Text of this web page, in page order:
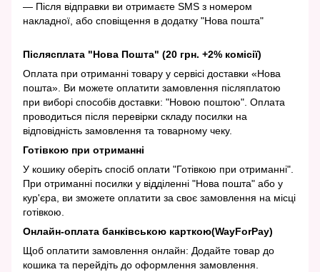
— Після відправки ви отримаєте SMS з номером
накладної, або сповіщення в додатку "Нова пошта"
Післясплата "Нова Пошта" (20 грн. +2% комісії)
Оплата при отриманні товару у сервісі доставки «Нова
пошта». Ви можете оплатити замовлення післяплатою
при виборі способів доставки: "Новою поштою". Оплата
проводиться після перевірки складу посилки на
відповідність замовлення та товарному чеку.
Готівкою при отриманні
У кошику оберіть спосіб оплати "Готівкою при отриманні".
При отриманні посилки у відділенні "Нова пошта" або у
кур'єра, ви зможете оплатити за своє замовлення на місці
готівкою.
Онлайн-оплата банківською карткою(WayForPay)
Щоб оплатити замовлення онлайн: Додайте товар до
кошика та перейдіть до оформлення замовлення.